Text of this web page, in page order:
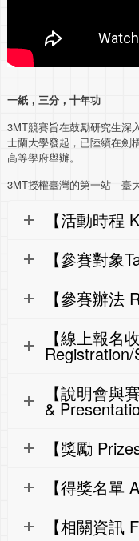
一紙，三分，十年功
3MT競賽旨在鼓勵研究生深
士蘭大學發起，已陸續在劍
高等學府舉辦。
3MT授權臺灣的第一站—臺
【活動時程
【參賽對象
【參賽辦法
【線上報名
Registration/
【說明會與
&
【獎勵 Prizes
【得獎名單
【相關資訊